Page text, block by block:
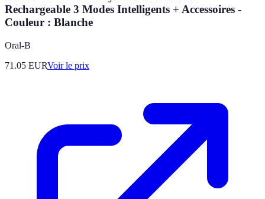
Rechargeable 3 Modes Intelligents + Accessoires -
Couleur : Blanche
Oral-B
71.05 EURVoir le prix